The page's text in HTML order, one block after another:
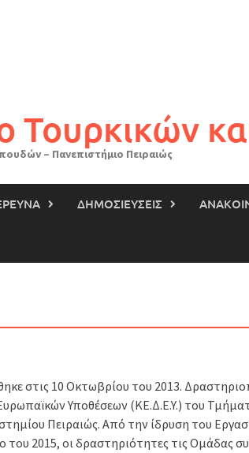
Τουρκικών
– Πανεπιστήμιο Πειραιώς
ΔΗΜΟΣΙΕΥΣΕΙΣ
στις 10 Οκτωβρίου του 2013.
Υποθέσεων (ΚΕ.Δ.Ε.Υ.) του
Πειραιώς. Από την ίδρυση του
2015, οι δραστηριότητες τις Ομάδας